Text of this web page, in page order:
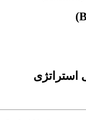
استراتژی